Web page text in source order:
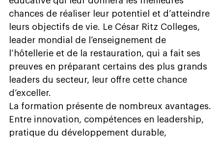
chances de réaliser leur potentiel et d’atteindre
leurs objectifs de vie. Le César Ritz Colleges,
leader mondial de l’enseignement de
l’hôtellerie et de la restauration, qui a fait ses
preuves en préparant certains des plus grands
leaders du secteur, leur offre cette chance
d’exceller.
La formation présente de nombreux avantages.
Entre innovation, compétences en leadership,
pratique du développement durable,